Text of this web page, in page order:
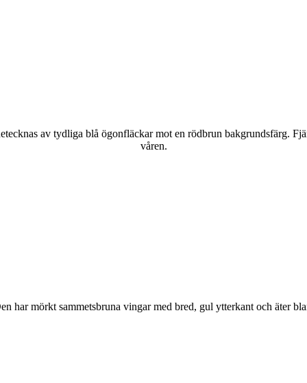
av tydliga blå ögonfläckar mot en rödbrun bakgrundsfärg.
våren.
har mörkt sammetsbruna vingar med bred, gul ytterkant och äter